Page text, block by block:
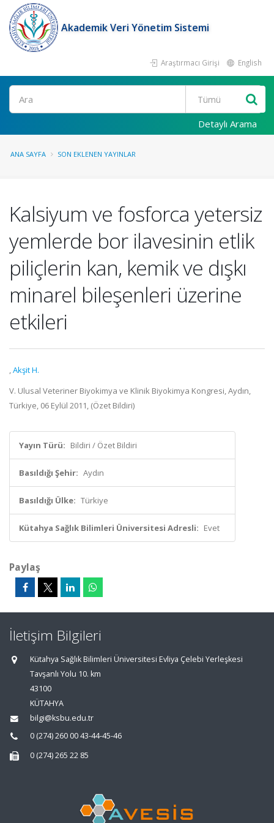
Akademik Veri Yönetim Sistemi
Araştırmacı Girişi English
Ara
Detaylı Arama
ANA SAYFA SON EKLENEN YAYINLAR
Kalsiyum ve fosforca yetersiz
yemlerde bor ilavesinin etlik
piliçlerin kan, kemik ve dışkı
minarel bileşenleri üzerine
etkileri
,Akşit H.
V. Ulusal Veteriner Biyokimya ve Klinik Biyokimya Kongresi, Aydın,
Türkiye, 06 Eylül 2011, (Özet Bildiri)
Yayın Türü: Bildiri / Özet Bildiri
Basıldığı Şehir: Aydın
Basıldığı Ülke: Türkiye
Kütahya Sağlık Bilimleri Üniversitesi Adresli: Evet
Paylaş
İletişim Bilgileri
Kütahya Sağlık Bilimleri Üniversitesi Evliya Çelebi Yerleşkesi
Tavşanlı Yolu 10. km
43100
KÜTAHYA
bilgi@ksbu.edu.tr
0 (274) 260 00 43-44-45-46
0 (274) 265 22 85